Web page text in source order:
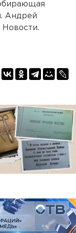
Андрей
Новости.